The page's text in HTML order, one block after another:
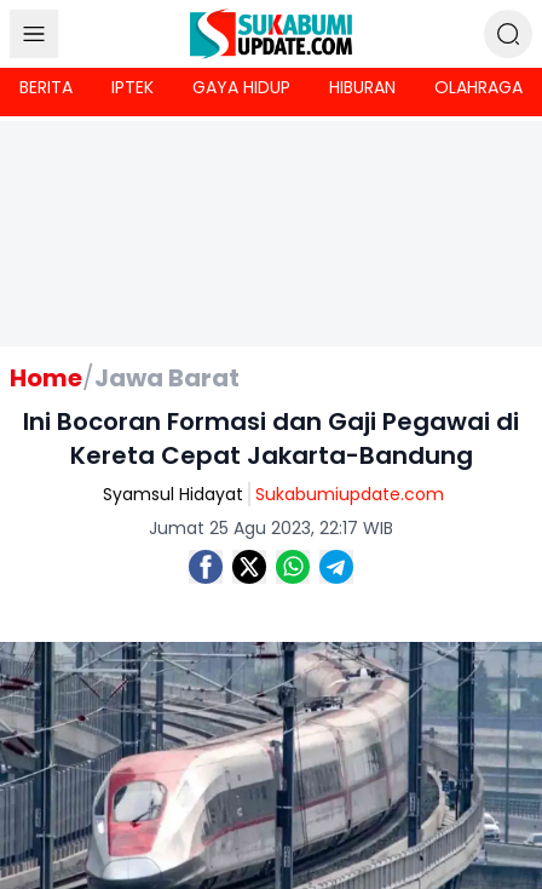
BERITA IPTEK GAYA HIDUP HIBURAN OLAHRAGA
Home/Jawa Barat
Ini Bocoran Formasi dan Gaji Pegawai di
Kereta Cepat Jakarta-Bandung
Syamsul Hidayat Sukabumiupdate.com
Jumat 25 Agu 2023, 22:17 WIB